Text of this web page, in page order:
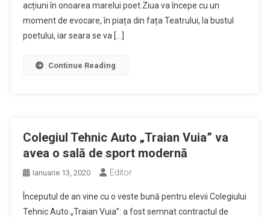
acțiuni în onoarea marelui poet.Ziua va începe cu un
moment de evocare, în piața din fața Teatrului, la bustul
poetului, iar seara se va […]
Continue Reading
Colegiul Tehnic Auto „Traian Vuia” va
avea o sală de sport modernă
Ianuarie 13, 2020 Editor
Începutul de an vine cu o veste bună pentru elevii Colegiului
Tehnic Auto „Traian Vuia”: a fost semnat contractul de